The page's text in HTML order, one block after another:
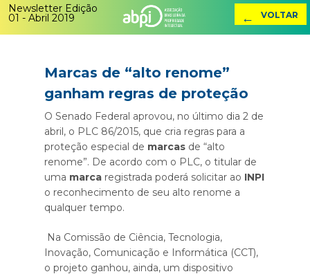
Newsletter Edição
01 - Abril 2019 ← VOLTAR
Marcas de “alto renome”
ganham regras de proteção
O Senado Federal aprovou, no último dia 2 de
abril, o PLC 86/2015, que cria regras para a
proteção especial de marcas de “alto
renome”. De acordo com o PLC, o titular de
uma marca registrada poderá solicitar ao INPI
o reconhecimento de seu alto renome a
qualquer tempo.
Na Comissão de Ciência, Tecnologia,
Inovação, Comunicação e Informática (CCT),
o projeto ganhou, ainda, um dispositivo